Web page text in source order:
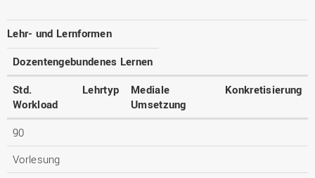
Lehr- und Lernformen
Dozentengebundenes Lernen
Std.
Workload
Lehrtyp
Mediale
Umsetzung
Konkretisierung
90
Vorlesung